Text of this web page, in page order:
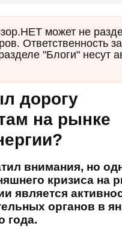
может не
Ответственность за
"Блоги" несут
дорогу
на рынке
внимания, но
кризиса на
является
органов в
года.